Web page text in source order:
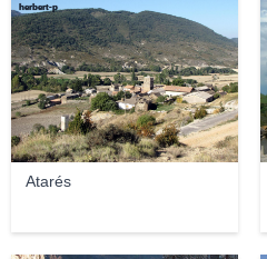
Atarés
herbert-p